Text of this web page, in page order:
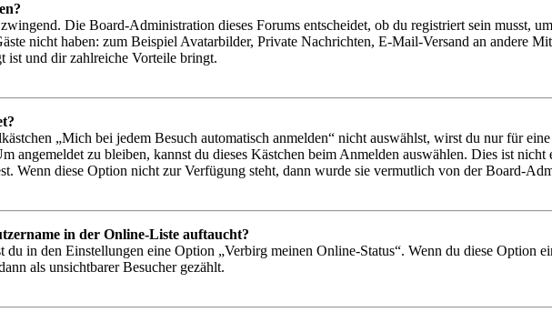
Die Board-Administration dieses Forums entscheidet, ob du registriert sein musst,
nicht haben: zum Beispiel Avatarbilder, Private Nachrichten, E-Mail-Versand an andere
ist und dir zahlreiche Vorteile bringt.
„Mich bei jedem Besuch automatisch anmelden“ nicht auswählst, wirst du nur für
angemeldet zu bleiben, kannst du dieses Kästchen beim Anmelden auswählen. Dies ist
Wenn diese Option nicht zur Verfügung steht, dann wurde sie vermutlich von der Board-
in der Online-Liste auftaucht?
in den Einstellungen eine Option „Verbirg meinen Online-Status“. Wenn du diese Option
als unsichtbarer Besucher gezählt.